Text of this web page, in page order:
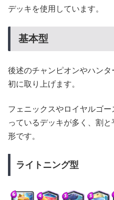
デッキを使用しています。
基本型
後述のチャンピオンやハン
初に取り上げます。
フェニックスやロイヤルゴ
っているデッキが多く、割
形です。
ライトニング型